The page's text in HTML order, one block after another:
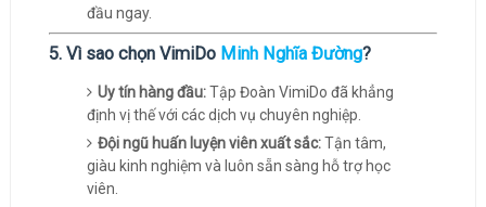
đầu ngay.
5. Vì sao chọn VimiDo Minh Nghĩa Đường?
Uy tín hàng đầu:Tập Đoàn VimiDo đã khẳng
định vị thế với các dịch vụ chuyên nghiệp.
Đội ngũ huấn luyện viên xuất sắc:Tận tâm,
giàu kinh nghiệm và luôn sẵn sàng hỗ trợ học
viên.